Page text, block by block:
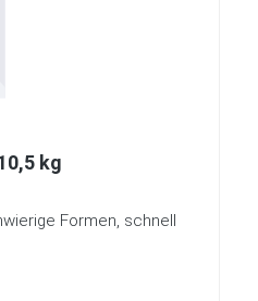
kg
Formen, schnell